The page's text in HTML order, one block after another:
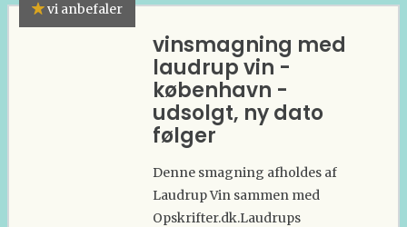
vi anbefaler
vinsmagning med
laudrup vin -
københavn -
udsolgt, ny dato
følger
Denne smagning afholdes af
Laudrup Vin sammen med
Opskrifter.dk.Laudrups